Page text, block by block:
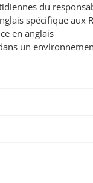
du
spécifique aux
en anglais
un